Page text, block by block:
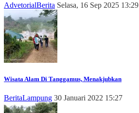
AdvetorialBerita Selasa, 16 Sep 2025 13:29
Wisata Alam Di Tanggamus, Menakjubkan
BeritaLampung 30 Januari 2022 15:27